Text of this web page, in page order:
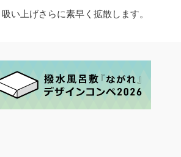
い上げさらに素早く拡散します。